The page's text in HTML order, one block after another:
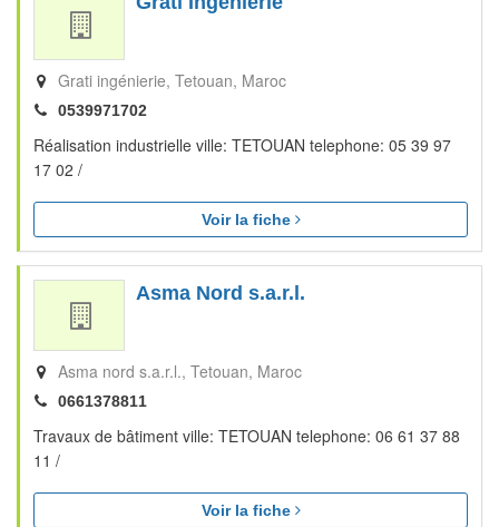
Grati ingénierie Tetouan Maroc
0539971702
Réalisation industrielle ville: TETOUAN telephone: 05 39 97
17 02 /
Voir la fiche
Asma Nord s.a.r.l.
Asma nord s.a.r.l. Tetouan Maroc
0661378811
Travaux de bâtiment ville: TETOUAN telephone: 06 61 37 88
11 /
Voir la fiche